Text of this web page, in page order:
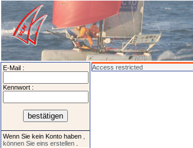
E-Mail :
Kennwort :
Wenn Sie kein Konto haben
können Sie eins erstellen
Access restricted